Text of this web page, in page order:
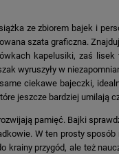
ze zbiorem bajek i
szata graficzna.
kapelusiki, zaś lisek
wyruszyły w
ciekawe bajeczki,
jeszcze bardziej umilają
pamięć. Bajki
W ten prosty sposób
krainy przygód, ale też